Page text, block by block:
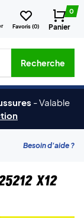
Favoris (0)
0
Panier
etc.
Recherche
-Valable
Besoin d'aide ?
X12